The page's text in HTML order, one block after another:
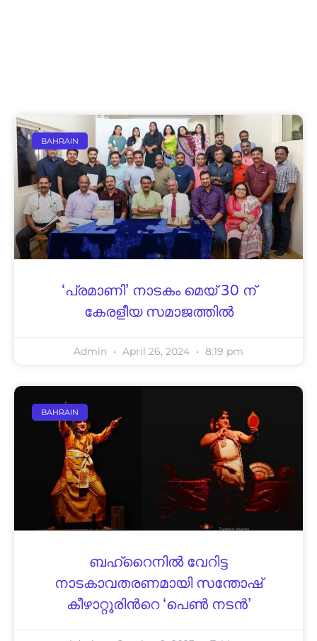
BAHRAIN
‘പ്രമാണി’ നാടകം മെയ് 30 ന്
കേരളീയ സമാജത്തിൽ
Admin April 26, 2024 8:19 pm
BAHRAIN
ബഹ്‌റൈനിൽ വേറിട്ട
നാടകാവതരണമായി സന്തോഷ്
കീഴാറ്റൂരിൻറെ ‘പെൺ നടൻ’